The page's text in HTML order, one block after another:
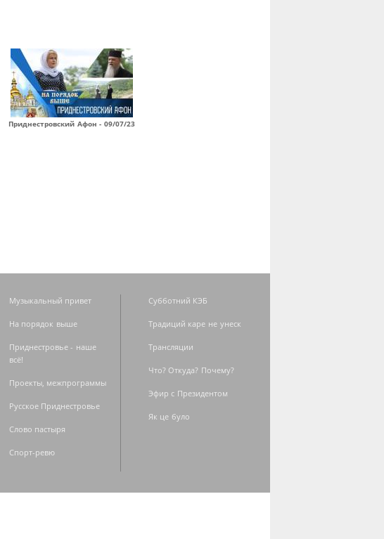
Приднестровский Афон - 09/07/23
Музыкальный привет
На порядок выше
Приднестровье - наше
всё!
Проекты, межпрограммы
Русское Приднестровье
Слово пастыря
Спорт-ревю
Субботний КЭБ
Традиций каре не унеск
Трансляции
Что? Откуда? Почему?
Эфир с Президентом
Як це було